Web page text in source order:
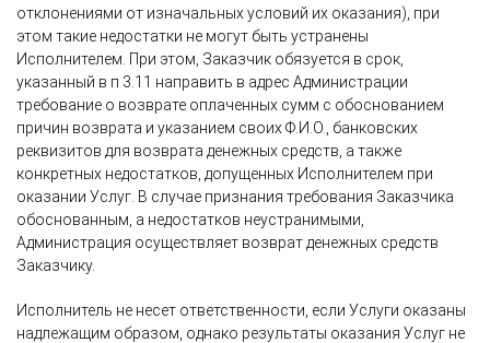
отклонениями от изначальных условий их оказания), при
этом такие недостатки не могут быть устранены
Исполнителем. При этом, Заказчик обязуется в срок,
указанный в п 3.11 направить в адрес Администрации
требование о возврате оплаченных сумм с обоснованием
причин возврата и указанием своих Ф.И.О., банковских
реквизитов для возврата денежных средств, а также
конкретных недостатков, допущенных Исполнителем при
оказании Услуг. В случае признания требования Заказчика
обоснованным, а недостатков неустранимыми,
Администрация осуществляет возврат денежных средств
Заказчику.
Исполнитель не несет ответственности, если Услуги оказаны
надлежащим образом, однако результаты оказания Услуг не